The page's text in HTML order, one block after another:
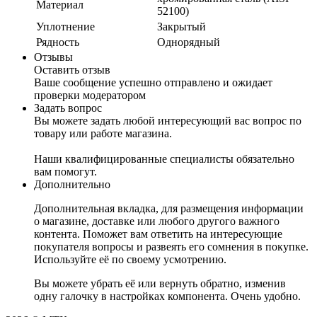
Материал
52100)
Уплотнение
Закрытый
Рядность
Однорядный
Отзывы
Оставить отзыв
Ваше сообщение успешно отправлено и ожидает
проверки модератором
Задать вопрос
Вы можете задать любой интересующий вас вопрос по
товару или работе магазина.
Наши квалифицированные специалисты обязательно
вам помогут.
Дополнительно
Дополнительная вкладка, для размещения информации
о магазине, доставке или любого другого важного
контента. Поможет вам ответить на интересующие
покупателя вопросы и развеять его сомнения в покупке.
Используйте её по своему усмотрению.
Вы можете убрать её или вернуть обратно, изменив
одну галочку в настройках компонента. Очень удобно.